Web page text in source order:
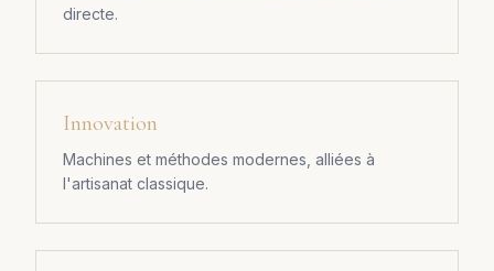
directe.
Innovation
Machines et méthodes modernes, alliées à
l'artisanat classique.